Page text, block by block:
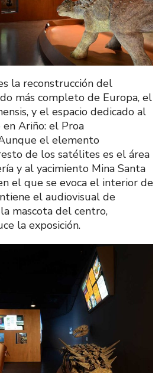
la reconstrucción del
más completo de Europa, el
y el espacio dedicado al
Ariño: el Proa
el elemento
de los satélites es el área
y al yacimiento Mina Santa
el que se evoca el interior de
el audiovisual de
mascota del centro,
la exposición.